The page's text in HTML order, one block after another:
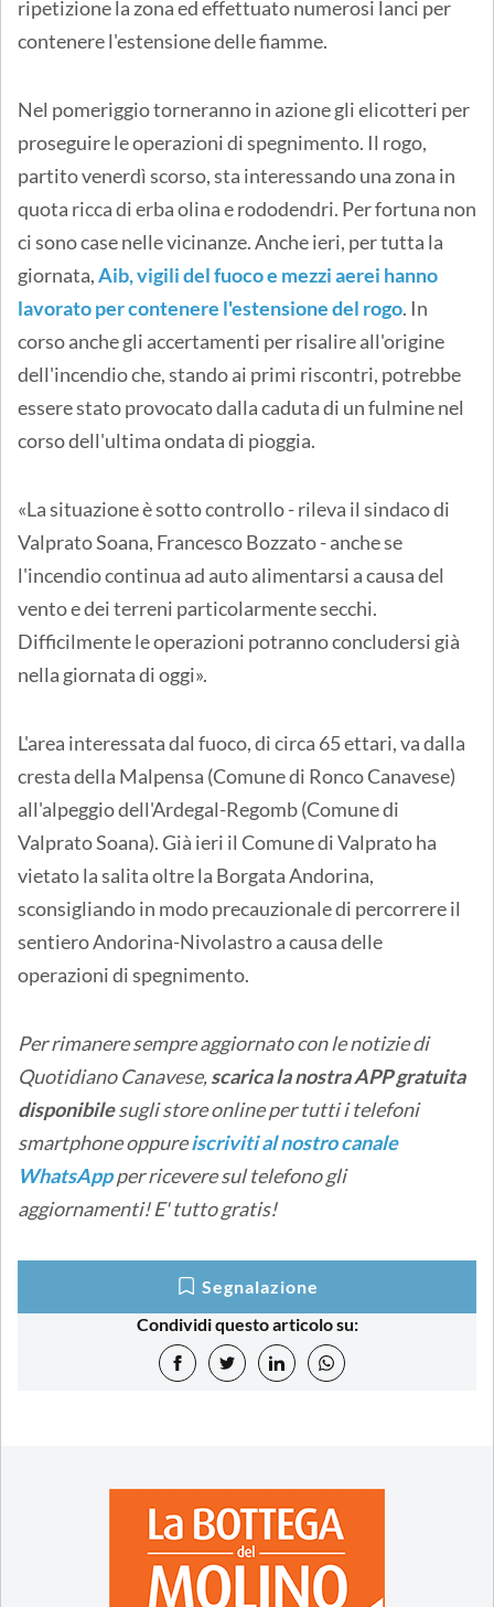
ripetizione la zona ed effettuato numerosi lanci per
contenere l'estensione delle fiamme.
Nel pomeriggio torneranno in azione gli elicotteri per
proseguire le operazioni di spegnimento. Il rogo,
partito venerdì scorso, sta interessando una zona in
quota ricca di erba olina e rododendri. Per fortuna non
ci sono case nelle vicinanze. Anche ieri, per tutta la
giornata,Aib, vigili del fuoco e mezzi aerei hanno
lavorato per contenere l'estensione del rogo. In
corso anche gli accertamenti per risalire all'origine
dell'incendio che, stando ai primi riscontri, potrebbe
essere stato provocato dalla caduta di un fulmine nel
corso dell'ultima ondata di pioggia.
«La situazione è sotto controllo - rileva il sindaco di
Valprato Soana, Francesco Bozzato - anche se
l'incendio continua ad auto alimentarsi a causa del
vento e dei terreni particolarmente secchi.
Difficilmente le operazioni potranno concludersi già
nella giornata di oggi».
L'area interessata dal fuoco, di circa 65 ettari, va dalla
cresta della Malpensa (Comune di Ronco Canavese)
all'alpeggio dell'Ardegal-Regomb (Comune di
Valprato Soana). Già ieri il Comune di Valprato ha
vietato la salita oltre la Borgata Andorina,
sconsigliando in modo precauzionale di percorrere il
sentiero Andorina-Nivolastro a causa delle
operazioni di spegnimento.
Per rimanere sempre aggiornato con le notizie di
Quotidiano Canavese,scarica la nostra APP gratuita
disponibilesugli store onlineper tutti i telefoni
smartphone oppureiscriviti al nostro canale
WhatsAppper ricevere sul telefono gli
aggiornamenti! E' tutto gratis!
Segnalazione
Condividi questo articolo su: